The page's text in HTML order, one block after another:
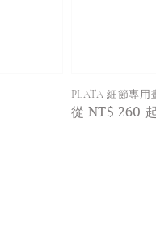
PLATA 細節專用
Regular
從 NT$ 260